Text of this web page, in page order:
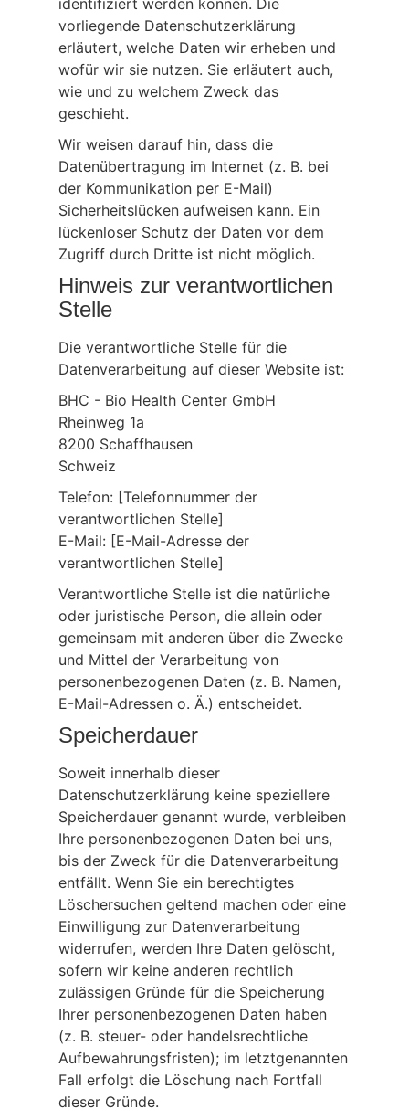
identifiziert werden können. Die
vorliegende Datenschutzerklärung
erläutert, welche Daten wir erheben und
wofür wir sie nutzen. Sie erläutert auch,
wie und zu welchem Zweck das
geschieht.
Wir weisen darauf hin, dass die
Datenübertragung im Internet (z. B. bei
der Kommunikation per E-Mail)
Sicherheitslücken aufweisen kann. Ein
lückenloser Schutz der Daten vor dem
Zugriff durch Dritte ist nicht möglich.
Hinweis zur verantwortlichen
Stelle
Die verantwortliche Stelle für die
Datenverarbeitung auf dieser Website ist:
BHC - Bio Health Center GmbH
Rheinweg 1a
8200 Schaffhausen
Schweiz
Telefon: [Telefonnummer der
verantwortlichen Stelle]
E-Mail: [E-Mail-Adresse der
verantwortlichen Stelle]
Verantwortliche Stelle ist die natürliche
oder juristische Person, die allein oder
gemeinsam mit anderen über die Zwecke
und Mittel der Verarbeitung von
personenbezogenen Daten (z. B. Namen,
E-Mail-Adressen o. Ä.) entscheidet.
Speicherdauer
Soweit innerhalb dieser
Datenschutzerklärung keine speziellere
Speicherdauer genannt wurde, verbleiben
Ihre personenbezogenen Daten bei uns,
bis der Zweck für die Datenverarbeitung
entfällt. Wenn Sie ein berechtigtes
Löschersuchen geltend machen oder eine
Einwilligung zur Datenverarbeitung
widerrufen, werden Ihre Daten gelöscht,
sofern wir keine anderen rechtlich
zulässigen Gründe für die Speicherung
Ihrer personenbezogenen Daten haben
(z. B. steuer- oder handelsrechtliche
Aufbewahrungsfristen); im letztgenannten
Fall erfolgt die Löschung nach Fortfall
dieser Gründe.